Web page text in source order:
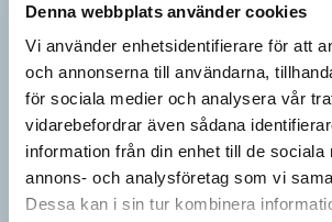
Denna webbplats använder cookies
Vi använder enhetsidentifierare för att
och annonserna till användarna,
för sociala medier och analysera vår
vidarebefordrar även sådana
information från din enhet till de sociala
annons- och analysföretag som vi
Dessa kan i sin tur kombinera
”Du kan begripa ett ord genom att titta på
– ungefär så sa den brittiske språkvetaren
(1890–1960) om…